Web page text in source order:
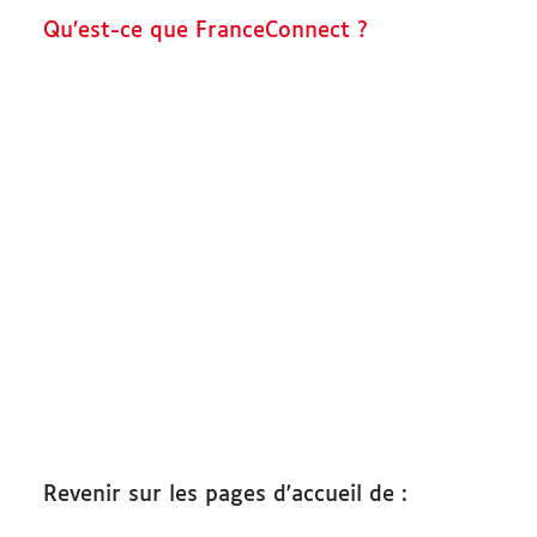
Qu’est-ce que FranceConnect ?
Revenir sur les pages d'accueil de :